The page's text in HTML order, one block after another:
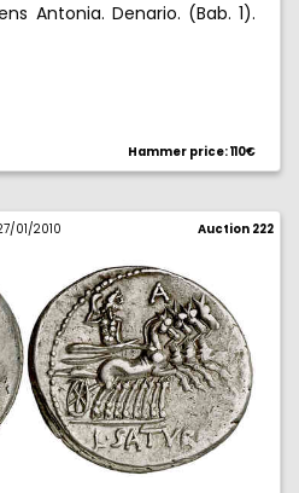
Antonia. Denario. (Bab. 1).
Hammer price: 110€
01/2010 Auction 222